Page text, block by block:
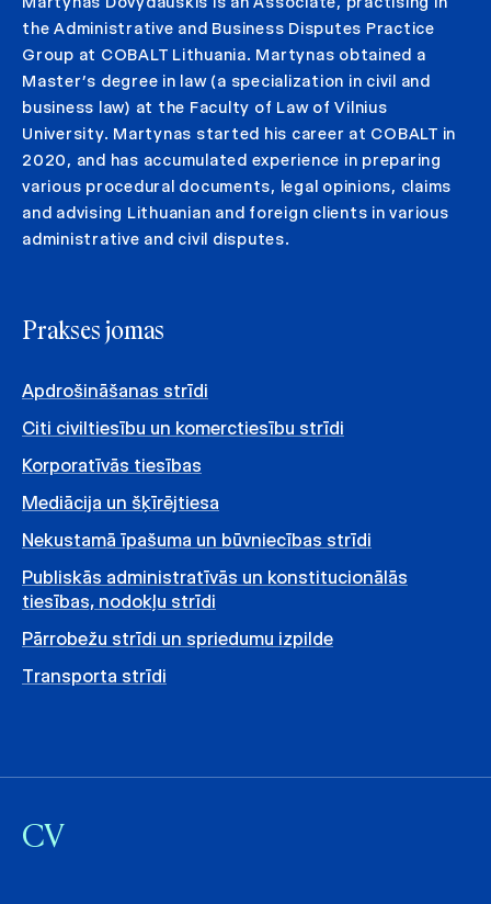
the Administrative and Business Disputes Practice
Group at COBALT Lithuania. Martynas obtained a
Master’s degree in law (a specialization in civil and
business law) at the Faculty of Law of Vilnius
University. Martynas started his career at COBALT in
2020, and has accumulated experience in preparing
various procedural documents, legal opinions, claims
and advising Lithuanian and foreign clients in various
administrative and civil disputes.
Prakses jomas
Apdrošināšanas strīdi
Citi civiltiesību un komerctiesību strīdi
Korporatīvās tiesības
Mediācija un šķīrējtiesa
Nekustamā īpašuma un būvniecības strīdi
Publiskās administratīvās un konstitucionālās
tiesības, nodokļu strīdi
Pārrobežu strīdi un spriedumu izpilde
Transporta strīdi
CV